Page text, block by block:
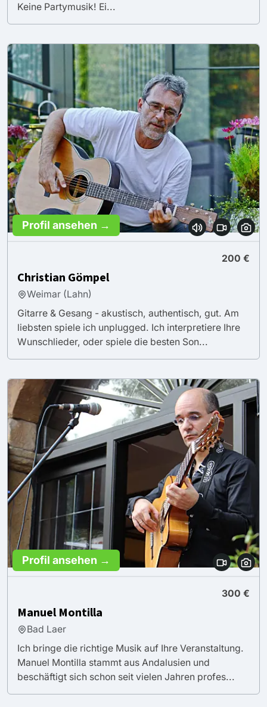
Keine Partymusik! Ei...
Profil ansehen →
200 €
Christian Gömpel
Weimar (Lahn)
Gitarre & Gesang - akustisch, authentisch, gut. Am
liebsten spiele ich unplugged. Ich interpretiere Ihre
Wunschlieder, oder spiele die besten Son...
Profil ansehen →
300 €
Manuel Montilla
Bad Laer
Ich bringe die richtige Musik auf Ihre Veranstaltung.
Manuel Montilla stammt aus Andalusien und
beschäftigt sich schon seit vielen Jahren profes...